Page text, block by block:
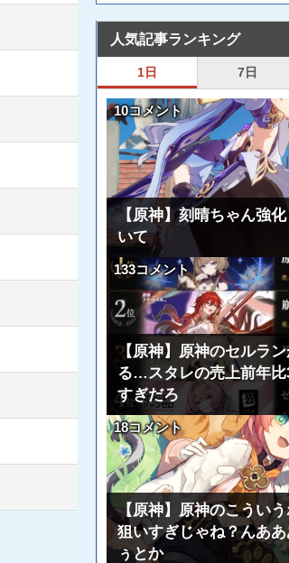
人気記事ランキング
1日 7日
10コメント
【原神】刻晴ちゃん強
いて
133コメント
【原神】原神のセルラ
る…スタレの売上前年比
すぎだろ
18コメント
【原神】原神のこうい
狙いすぎじゃね？んあ
ぅとか